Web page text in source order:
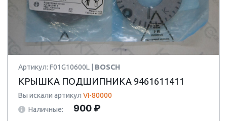
Артикул: F01G10600L | BOSCH
КРЫШКА ПОДШИПНИКА 9461611411
Вы искали артикул VI-80000
Наличные:
900 ₽